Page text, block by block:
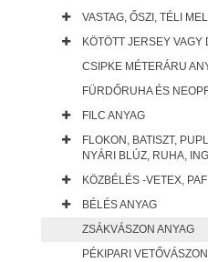
VASTAG, ŐSZI, TÉLI
KÖTÖTT JERSEY VAGY
CSIPKE MÉTERÁRU
FÜRDŐRUHA ÉS
FILC ANYAG
FLOKON, BATISZT,
NYÁRI BLÚZ, RUHA,
KÖZBÉLÉS -VETEX,
BÉLÉS ANYAG
ZSÁKVÁSZON ANYAG
PÉKIPARI VETŐVÁSZON